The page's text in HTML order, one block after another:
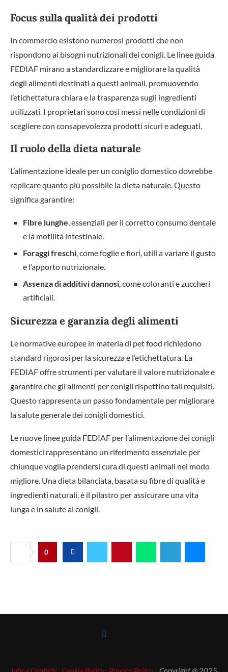
Focus sulla qualità dei prodotti
In commercio esistono numerosi prodotti che non
rispondono ai bisogni nutrizionali dei conigli. Le linee guida
FEDIAF mirano a standardizzare e migliorare la qualità
degli alimenti destinati a questi animali, promuovendo
l’etichettatura chiara e la trasparenza sugli ingredienti
utilizzati. I proprietari sono così messi nelle condizioni di
scegliere con consapevolezza prodotti sicuri e adeguati.
Il ruolo della dieta naturale
L’alimentazione ideale per un coniglio domestico dovrebbe
replicare quanto più possibile la dieta naturale. Questo
significa garantire:
Fibre lunghe , essenziali per il corretto consumo dentale
e la motilità intestinale.
Foraggi freschi , come foglie e fiori, utili a variare il gusto
e l’apporto nutrizionale.
Assenza di additivi dannosi , come coloranti e zuccheri
artificiali.
Sicurezza e garanzia degli alimenti
Le normative europee in materia di pet food richiedono
standard rigorosi per la sicurezza e l’etichettatura. La
FEDIAF offre strumenti per valutare il valore nutrizionale e
garantire che gli alimenti per conigli rispettino tali requisiti.
Questo rappresenta un passo fondamentale per migliorare
la salute generale dei conigli domestici.
Le nuove linee guida FEDIAF per l’alimentazione dei conigli
domestici rappresentano un riferimento essenziale per
chiunque voglia prendersi cura di questi animali nel modo
migliore. Una dieta bilanciata, basata su fibre di qualità e
ingredienti naturali, è il pilastro per assicurare una vita
lunga e in salute ai conigli.
0